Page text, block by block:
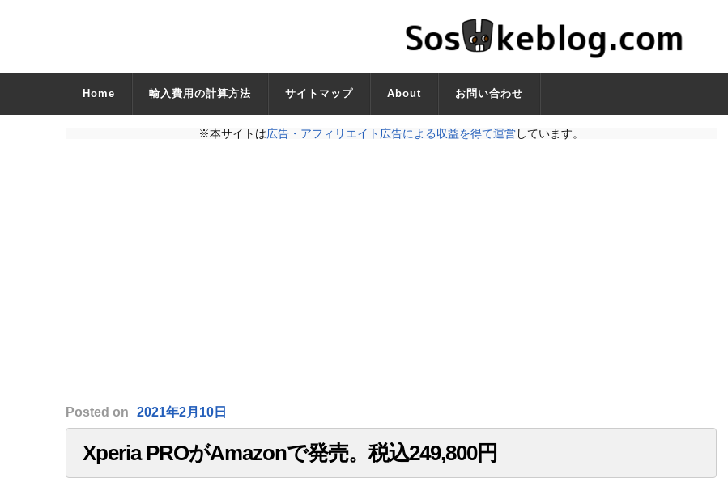
Home 輸入費用の計算方法 サイトマップ About お問い合わせ
※本サイトは広告・アフィリエイト広告による収益を得て運営しています。
Posted on 2021年2月10日
Xperia PROがAmazonで発売。税込249,800円